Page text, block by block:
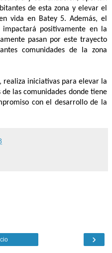
de esta zona y elevar el
vida en Batey 5. Además, el
positivamente en la
pasan por este trayecto
comunidades de la zona
realiza iniciativas para elevar la
las comunidades donde tiene
con el desarrollo de la
›